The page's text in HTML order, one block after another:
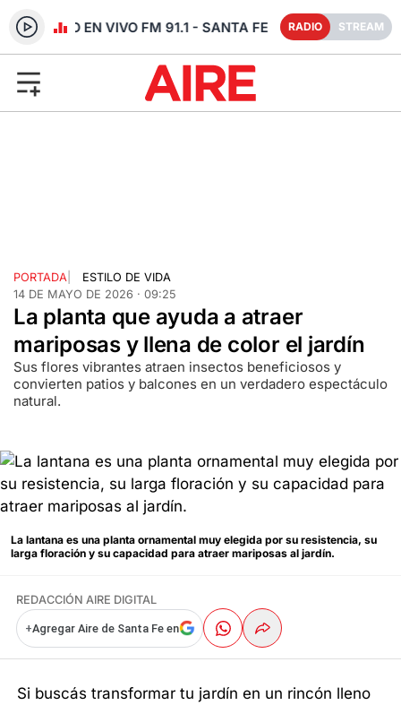
RADIO EN VIVO FM 91.1 - SANTA FE RADIO STREAM
PORTADA
ESTILO DE VIDA
14 DE MAYO DE 2026 · 09:25
La planta que ayuda a atraer
mariposas y llena de color el jardín
Sus flores vibrantes atraen insectos beneficiosos y
convierten patios y balcones en un verdadero espectáculo
natural.
La lantana es una planta ornamental muy elegida por su resistencia, su
larga floración y su capacidad para atraer mariposas al jardín.
REDACCIÓN AIRE DIGITAL
+Agregar Aire de Santa Fe en
Si buscás transformar tu jardín en un rincón lleno